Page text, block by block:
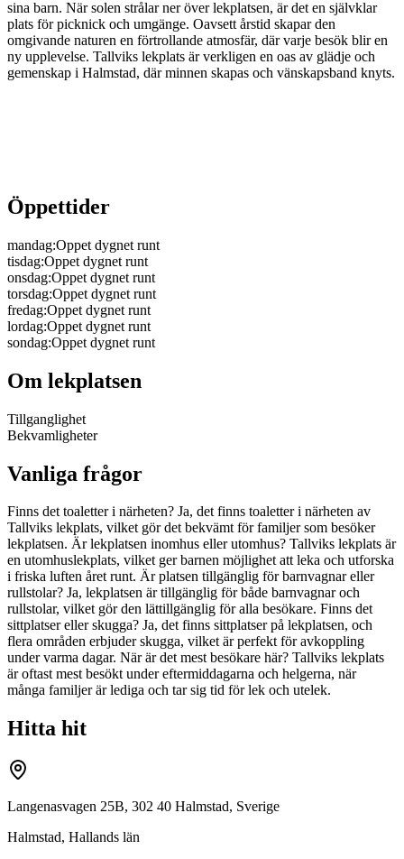
sina barn. När solen strålar ner över lekplatsen, är det en självklar
plats för picknick och umgänge. Oavsett årstid skapar den
omgivande naturen en förtrollande atmosfär, där varje besök blir en
ny upplevelse. Tallviks lekplats är verkligen en oas av glädje och
gemenskap i Halmstad, där minnen skapas och vänskapsband knyts.
Öppettider
mandag:Oppet dygnet runt
tisdag:Oppet dygnet runt
onsdag:Oppet dygnet runt
torsdag:Oppet dygnet runt
fredag:Oppet dygnet runt
lordag:Oppet dygnet runt
sondag:Oppet dygnet runt
Om lekplatsen
Tillganglighet
Bekvamligheter
Vanliga frågor
Finns det toaletter i närheten? Ja, det finns toaletter i närheten av
Tallviks lekplats, vilket gör det bekvämt för familjer som besöker
lekplatsen. Är lekplatsen inomhus eller utomhus? Tallviks lekplats är
en utomhuslekplats, vilket ger barnen möjlighet att leka och utforska
i friska luften året runt. Är platsen tillgänglig för barnvagnar eller
rullstolar? Ja, lekplatsen är tillgänglig för både barnvagnar och
rullstolar, vilket gör den lättillgänglig för alla besökare. Finns det
sittplatser eller skugga? Ja, det finns sittplatser på lekplatsen, och
flera områden erbjuder skugga, vilket är perfekt för avkoppling
under varma dagar. När är det mest besökare här? Tallviks lekplats
är oftast mest besökt under eftermiddagarna och helgerna, när
många familjer är lediga och tar sig tid för lek och utelek.
Hitta hit
Langenasvagen 25B, 302 40 Halmstad, Sverige
Halmstad, Hallands län